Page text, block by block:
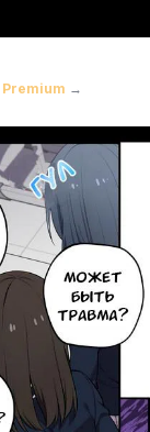
Premium →